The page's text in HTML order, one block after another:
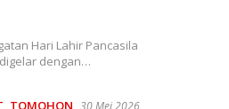
Hari Lahir Pancasila
dengan…
, TOMOHON 30 Mei 2026